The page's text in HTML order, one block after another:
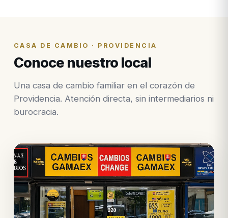
CASA DE CAMBIO · PROVIDENCIA
Conoce nuestro local
Una casa de cambio familiar en el corazón de
Providencia. Atención directa, sin intermediarios ni
burocracia.